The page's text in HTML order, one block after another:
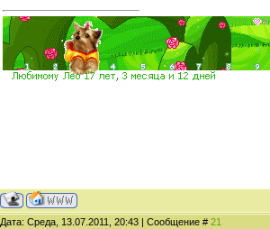
Дата: Среда, 13.07.2011, 20:43 | Сообщение # 21